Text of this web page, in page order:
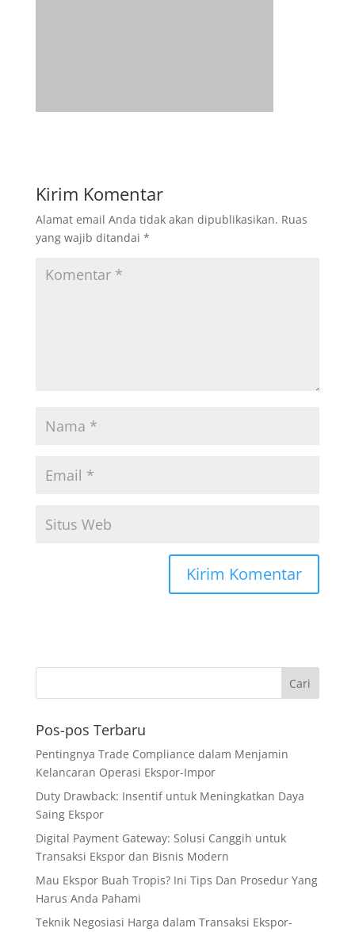
Kirim Komentar
Alamat email Anda tidak akan dipublikasikan. Ruas
yang wajib ditandai *
Pos-pos Terbaru
Pentingnya Trade Compliance dalam Menjamin
Kelancaran Operasi Ekspor-Impor
Duty Drawback: Insentif untuk Meningkatkan Daya
Saing Ekspor
Digital Payment Gateway: Solusi Canggih untuk
Transaksi Ekspor dan Bisnis Modern
Mau Ekspor Buah Tropis? Ini Tips Dan Prosedur Yang
Harus Anda Pahami
Teknik Negosiasi Harga dalam Transaksi Ekspor-